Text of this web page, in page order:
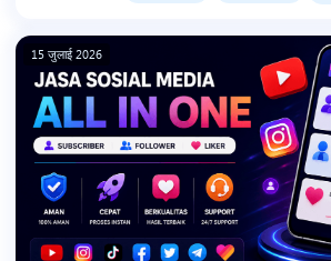
15 जुलाई 2026